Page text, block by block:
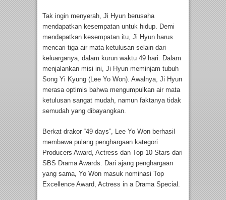
Tak ingin menyerah, Ji Hyun berusaha
mendapatkan kesempatan untuk hidup. Demi
mendapatkan kesempatan itu, Ji Hyun harus
mencari tiga air mata ketulusan selain dari
keluarganya, dalam kurun waktu 49 hari. Dalam
menjalankan misi ini, Ji Hyun meminjam tubuh
Song Yi Kyung (Lee Yo Won). Awalnya, Ji Hyun
merasa optimis bahwa mengumpulkan air mata
ketulusan sangat mudah, namun faktanya tidak
semudah yang dibayangkan.
Berkat drakor “49 days”, Lee Yo Won berhasil
membawa pulang penghargaan kategori
Producers Award, Actress dan Top 10 Stars dari
SBS Drama Awards. Dari ajang penghargaan
yang sama, Yo Won masuk nominasi Top
Excellence Award, Actress in a Drama Special.